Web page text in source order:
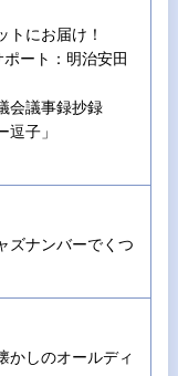
トにお届け！
ート：明治安田
会議事録抄録
子」
ズナンバーでくつ
かしのオールディ